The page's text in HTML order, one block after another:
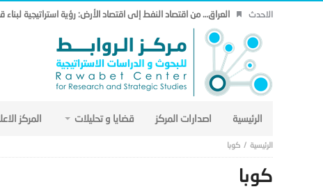
الاحدث العراق… من اقتصاد النفط إلى اقتصاد الأرض: رؤية استراتيجية
الرئيسية اصدارات المركز قضايا و تحليلات المركز
كوبا
كوبا